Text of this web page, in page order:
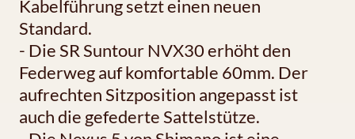
Kabelführung setzt einen neuen
Standard.
- Die SR Suntour NVX30 erhöht den
Federweg auf komfortable 60mm. Der
aufrechten Sitzposition angepasst ist
auch die gefederte Sattelstütze.